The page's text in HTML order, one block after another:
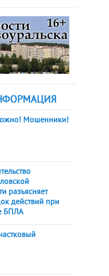
Мошенники!
разъясняет
действий при
БПЛА